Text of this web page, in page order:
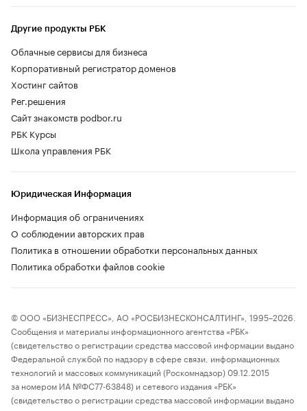
Другие продукты РБК
Облачные сервисы для бизнеса
Корпоративный регистратор доменов
Хостинг сайтов
Рег.решения
Сайт знакомств podbor.ru
РБК Курсы
Школа управления РБК
Юридическая Информация
Информация об ограничениях
О соблюдении авторских прав
Политика в отношении обработки персональных данных
Политика обработки файлов cookie
© ООО «БИЗНЕСПРЕСС», АО «РОСБИЗНЕСКОНСАЛТИНГ», 1995–2026.
Сообщения и материалы информационного агентства «РБК»
(свидетельство о регистрации средства массовой информации выдано
Федеральной службой по надзору в сфере связи, информационных
технологий и массовых коммуникаций (Роскомнадзор) 09.12.2015
за номером ИА №ФС77-63848) и сетевого издания «РБК»
(свидетельство о регистрации средства массовой информации выдано